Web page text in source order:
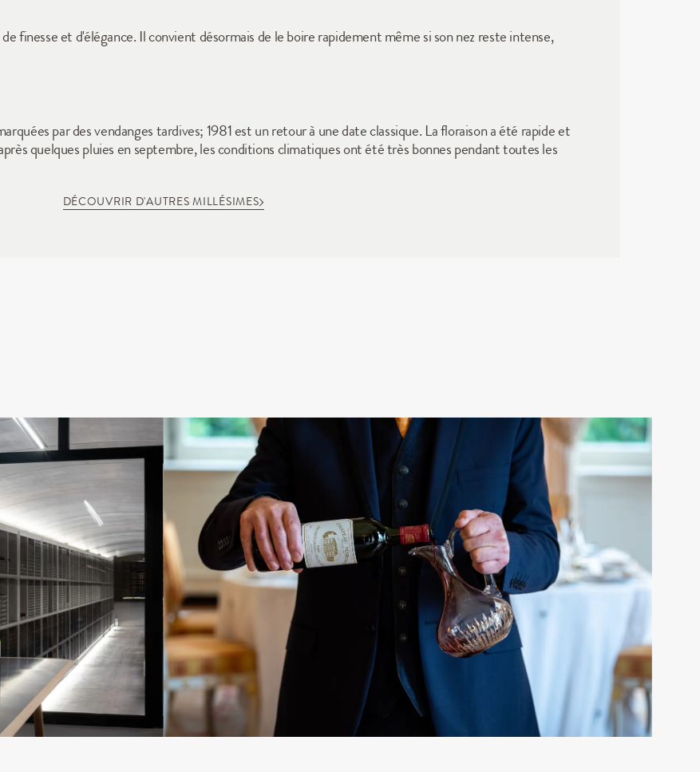
finesse et d'élégance. Il convient désormais de le boire rapidement même si son nez reste intense,
DÉCOUVRIR D'AUTRES MILLÉSIMES
par des vendanges tardives; 1981 est un retour à une date classique. La floraison a été rapide et
quelques pluies en septembre, les conditions climatiques ont été très bonnes pendant toutes les